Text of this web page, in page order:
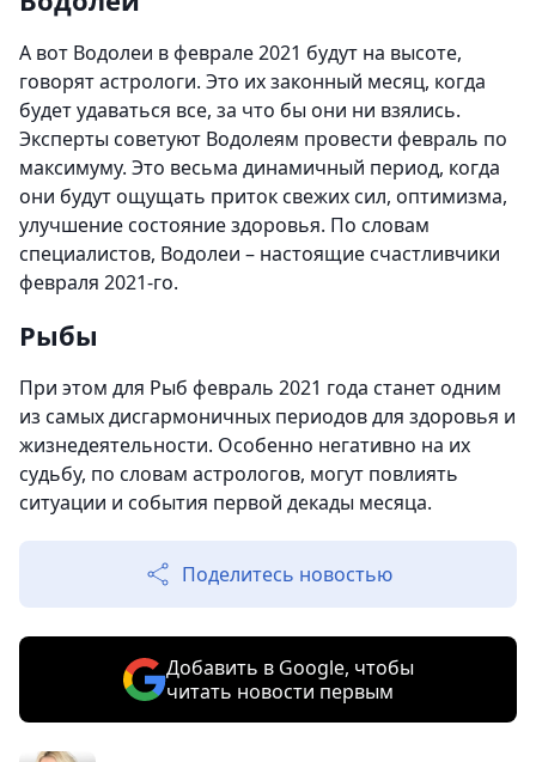
А вот Водолеи в феврале 2021 будут на высоте,
говорят астрологи. Это их законный месяц, когда
будет удаваться все, за что бы они ни взялись.
Эксперты советуют Водолеям провести февраль по
максимуму. Это весьма динамичный период, когда
они будут ощущать приток свежих сил, оптимизма,
улучшение состояние здоровья. По словам
специалистов, Водолеи – настоящие счастливчики
февраля 2021-го.
Рыбы
При этом для Рыб февраль 2021 года станет одним
из самых дисгармоничных периодов для здоровья и
жизнедеятельности. Особенно негативно на их
судьбу, по словам астрологов, могут повлиять
ситуации и события первой декады месяца.
Поделитесь новостью
Добавить в Google, чтобы
читать новости первым